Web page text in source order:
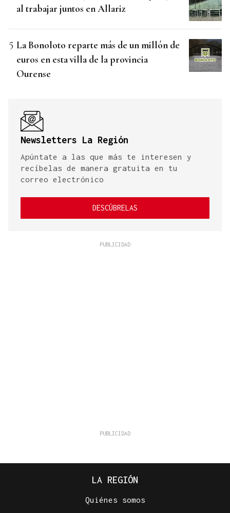
al trabajar juntos en Allariz
La Bonoloto reparte más de un millón de
euros en esta villa de la provincia
Ourense
Newsletters La Región
Apúntate a las que más te interesen y
recíbelas de manera gratuita en tu
correo electrónico
DESCÚBRELAS
LA REGIÓN
Quiénes somos